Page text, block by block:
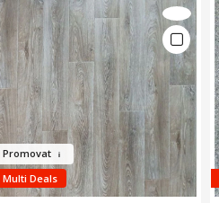
Promovat
Multi Deals